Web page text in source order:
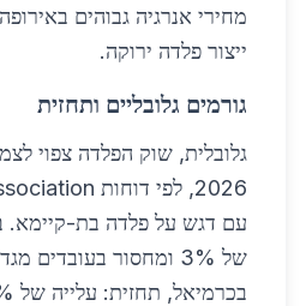
מחירי אנרגיה גבוהים
ייצור פלדה ירוקה.
גורמים גלובליים ותחזית
עם דגש על פלדה בת-קיימא.
של 3% ומחסור בעובדים